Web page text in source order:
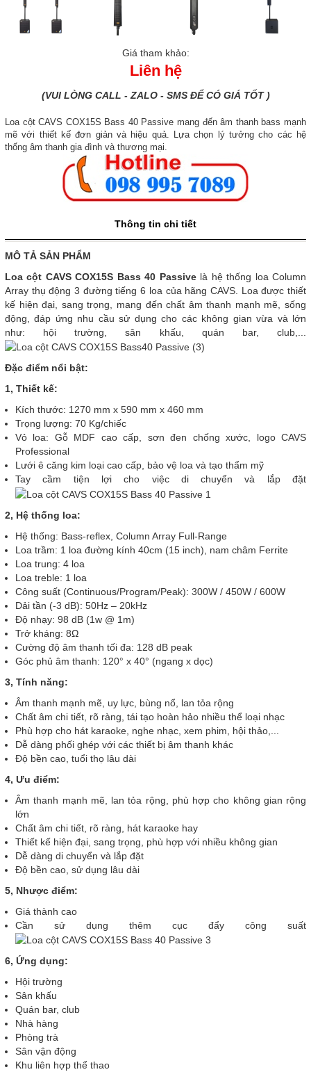
Giá tham khảo:
Liên hệ
(VUI LÒNG CALL - ZALO - SMS ĐỂ CÓ GIÁ TỐT )
Loa cột CAVS COX15S Bass 40 Passive mang đến âm thanh bass mạnh
mẽ với thiết kế đơn giản và hiệu quả. Lựa chọn lý tưởng cho các hệ
thống âm thanh gia đình và thương mại.
Thông tin chi tiết
MÔ TẢ SẢN PHẨM
Loa cột CAVS COX15S Bass 40 Passivelà hệ thống loa Column
Array thụ động 3 đường tiếng 6 loa của hãng CAVS. Loa được thiết
kế hiện đại, sang trọng, mang đến chất âm thanh mạnh mẽ, sống
động, đáp ứng nhu cầu sử dụng cho các không gian vừa và lớn
như: hội trường, sân khấu, quán bar, club,...
Đặc điểm nổi bật:
1, Thiết kế:
Kích thước: 1270 mm x 590 mm x 460 mm
Trọng lượng: 70 Kg/chiếc
Vỏ loa: Gỗ MDF cao cấp, sơn đen chống xước, logo CAVS
Professional
Lưới ê căng kim loại cao cấp, bảo vệ loa và tạo thẩm mỹ
Tay cầm tiện lợi cho việc di chuyển và lắp đặt
2, Hệ thống loa:
Hệ thống: Bass-reflex, Column Array Full-Range
Loa trầm: 1 loa đường kính 40cm (15 inch), nam châm Ferrite
Loa trung: 4 loa
Loa treble: 1 loa
Công suất (Continuous/Program/Peak): 300W / 450W / 600W
Dải tần (-3 dB): 50Hz – 20kHz
Độ nhạy: 98 dB (1w @ 1m)
Trở kháng: 8Ω
Cường độ âm thanh tối đa: 128 dB peak
Góc phủ âm thanh: 120° x 40° (ngang x dọc)
3, Tính năng:
Âm thanh mạnh mẽ, uy lực, bùng nổ, lan tỏa rộng
Chất âm chi tiết, rõ ràng, tái tạo hoàn hảo nhiều thể loại nhạc
Phù hợp cho hát karaoke, nghe nhạc, xem phim, hội thảo,...
Dễ dàng phối ghép với các thiết bị âm thanh khác
Độ bền cao, tuổi thọ lâu dài
4, Ưu điểm:
Âm thanh mạnh mẽ, lan tỏa rộng, phù hợp cho không gian rộng
lớn
Chất âm chi tiết, rõ ràng, hát karaoke hay
Thiết kế hiện đại, sang trọng, phù hợp với nhiều không gian
Dễ dàng di chuyển và lắp đặt
Độ bền cao, sử dụng lâu dài
5, Nhược điểm:
Giá thành cao
Cần sử dụng thêm cục đẩy công suất
6, Ứng dụng:
Hội trường
Sân khấu
Quán bar, club
Nhà hàng
Phòng trà
Sân vận động
Khu liên hợp thể thao